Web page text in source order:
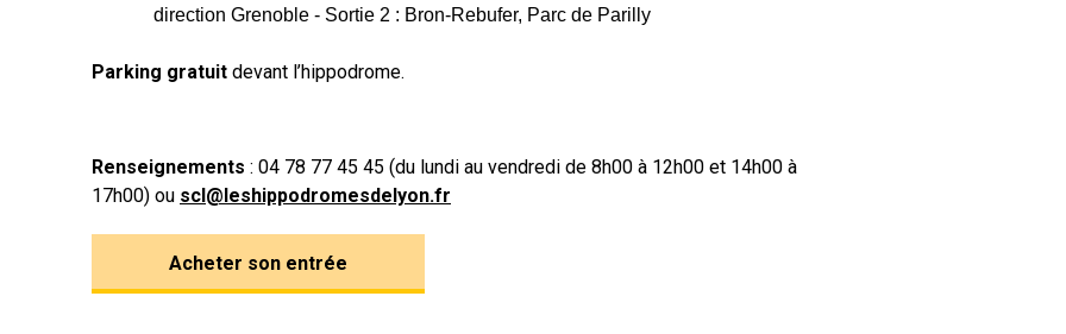
direction Grenoble - Sortie 2 : Bron-Rebufer, Parc de Parilly
Parking gratuit devant l’hippodrome.
Renseignements : 04 78 77 45 45 (du lundi au vendredi de 8h00 à 12h00 et 14h00 à
17h00) ou scl@leshippodromesdelyon.fr
Acheter son entrée